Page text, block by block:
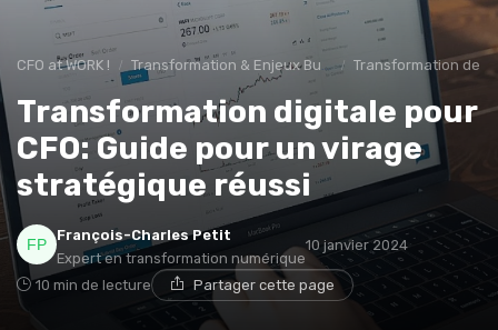
CFO at WORK ! Transformation & Enjeux Business Transformation de
Transformation digitale pour
CFO: Guide pour un virage
stratégique réussi
François-Charles Petit
Expert en transformation numérique
10 janvier 2024
10 min de lecture Partager cette page